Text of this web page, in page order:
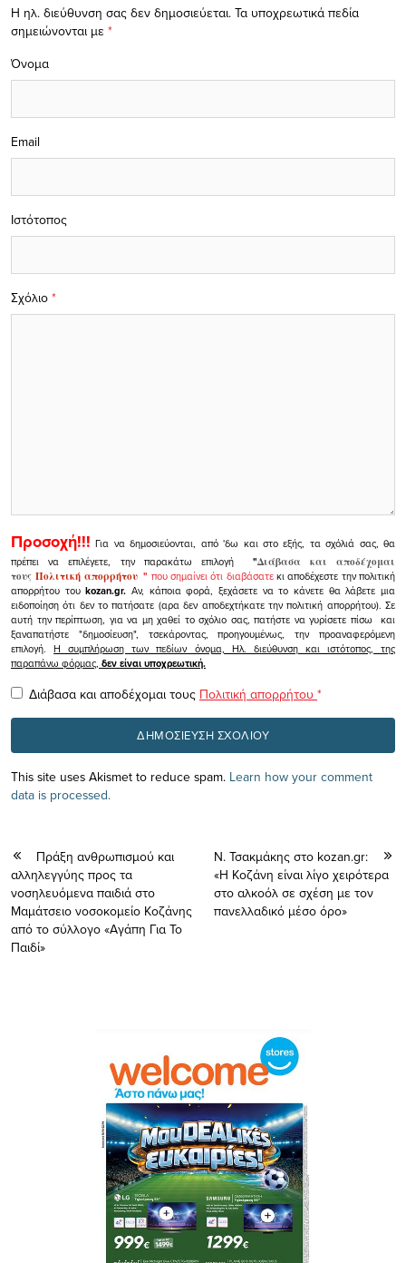
Η ηλ. διεύθυνση σας δεν δημοσιεύεται. Τα υποχρεωτικά πεδία
σημειώνονται με *
Σχόλιο *
Όνομα
Email
Ιστότοπος
Προσοχή!!! Για να δημοσιεύονται, από 'δω και στο εξής, τα σχόλιά σας, θα
πρέπει να επιλέγετε, την παρακάτω επιλογή
"Διάβασα και αποδέχομαι
τουςΠολιτική απορρήτου" που σημαίνει ότι διαβάσατεκι αποδέχεστε την πολιτική
απορρήτου τουkozan.gr. Αν, κάποια φορά, ξεχάσετε να το κάνετε θα λάβετε μια
ειδοποίηση ότι δεν το πατήσατε (αρα δεν αποδεχτήκατε την πολιτική απορρήτου). Σε
αυτή την περίπτωση, για να μη χαθεί το σχόλιο σας, πατήστε να γυρίσετε πίσω και
ξαναπατήστε "δημοσίευση", τσεκάροντας, προηγουμένως, την προαναφερόμενη
επιλογή.Η συμπλήρωση των πεδίων όνομα, Ηλ. διεύθυνση και ιστότοπος, της
παραπάνω φόρμας, δεν είναι υποχρεωτική.
Διάβασα και αποδέχομαι τους Πολιτική απορρήτου *
This site uses Akismet to reduce spam. Learn how your comment
data is processed.
Πράξη ανθρωπισμού και
αλληλεγγύης προς τα
νοσηλευόμενα παιδιά στο
Μαμάτσειο νοσοκομείο Κοζάνης
από το σύλλογο «Αγάπη Για Το
Παιδί»
Ν. Τσακμάκης στο kozan.gr:
«Η Κοζάνη είναι λίγο χειρότερα
στο αλκοόλ σε σχέση με τον
πανελλαδικό μέσο όρο»